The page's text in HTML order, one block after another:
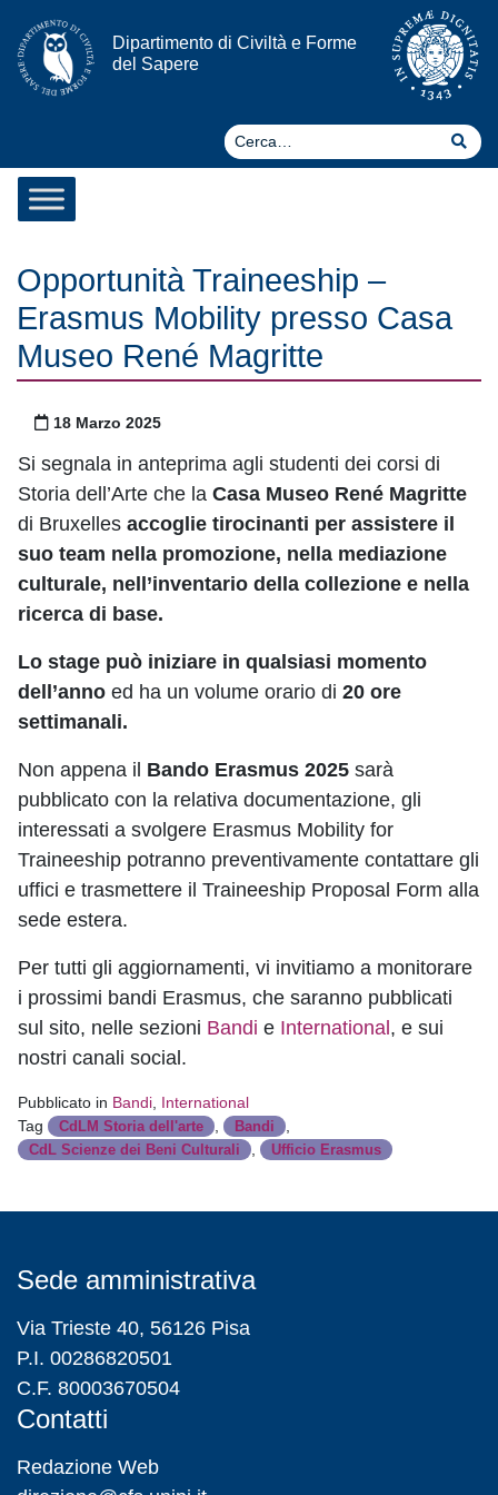
Vai al contenuto
Dipartimento di Civiltà e Forme
del Sapere
Opportunità Traineeship –
Erasmus Mobility presso Casa
Museo René Magritte
Pubblicato il
18 Marzo 2025
Si segnala in anteprima agli studenti dei corsi di
Storia dell’Arte che la Casa Museo René Magritte
di Bruxelles accoglie tirocinanti per assistere il
suo team nella promozione, nella mediazione
culturale, nell’inventario della collezione e nella
ricerca di base.
Lo stage può iniziare in qualsiasi momento
dell’anno ed ha un volume orario di 20 ore
settimanali.
Non appena il Bando Erasmus 2025 sarà
pubblicato con la relativa documentazione, gli
interessati a svolgere Erasmus Mobility for
Traineeship potranno preventivamente contattare gli
uffici e trasmettere il Traineeship Proposal Form alla
sede estera.
Per tutti gli aggiornamenti, vi invitiamo a monitorare
i prossimi bandi Erasmus, che saranno pubblicati
sul sito, nelle sezioni Bandi e International, e sui
nostri canali social.
Pubblicato in Bandi International
Tag
CdLM Storia dell'arte Bandi
CdL Scienze dei Beni Culturali Ufficio Erasmus
Sede amministrativa
Via Trieste 40, 56126 Pisa
P.I. 00286820501
C.F. 80003670504
Contatti
Redazione Web